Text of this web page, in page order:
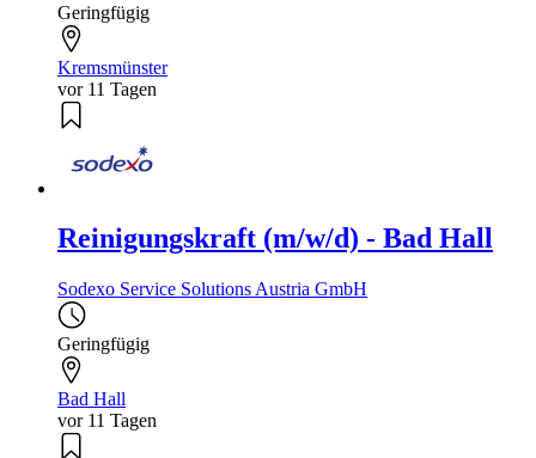
Geringfügig
Kremsmünster
vor 11 Tagen
Reinigungskraft (m/w/d) - Bad Hall
Sodexo Service Solutions Austria GmbH
Geringfügig
Bad Hall
vor 11 Tagen